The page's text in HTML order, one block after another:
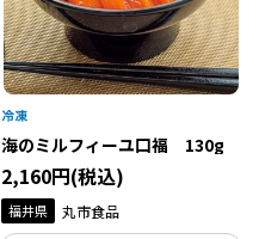
海のミルフィーユ口福 130g
2,160円(税込)
福井県 丸市食品